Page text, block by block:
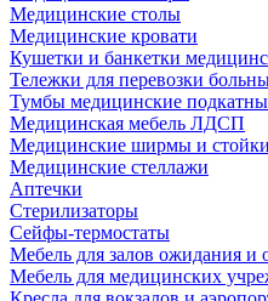
Медицинские столы
Медицинские кровати
Кушетки и банкетки
Тележки для перевозки
Тумбы медицинские
Медицинская мебель ЛДСП
Медицинские ширмы и стойки
Медицинские стеллажи
Аптечки
Стерилизаторы
Сейфы-термостаты
Мебель для залов ожидания и
Мебель для медицинских